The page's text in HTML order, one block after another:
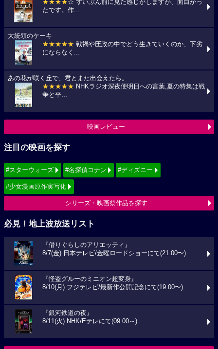
★★★★☆ ずいぶん前に見た感じがしますが、面白かっ
たです。作...
大統領のケーキ
★★★★★ 戦禍や圧政の中でどう生きていくのか、下劣
にならなく...
あの花が咲く丘で、君とまた出会えたら。
★★★★★ NHKラジオ深夜便明日への言葉,夏の特集は戦
争と平...
映画レビュー
注目の映画を探す
#スターウォーズ #名探偵コナン #ディズニー
#少女漫画原作実写化
シリーズ・映画祭作品を探す
必見！地上波放送リスト
『借りぐらしのアリエッティ』
8/7(金) 日本テレビ/金曜ロードショーにて(21:00〜)
『怪盗グルーのミニオン超変身』
8/10(月) フジテレビ/最新作公開記念にて(19:00〜)
『銀河鉄道の夜』
8/11(火) NHK/Eテレにて(09:00～)